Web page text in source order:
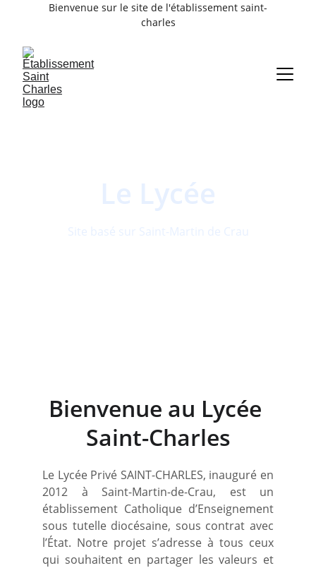
Bienvenue sur le site de l'établissement saint-
charles
Le Lycée
Site basé sur Saint-Martin de Crau
Bienvenue au Lycée
Saint-Charles
Le Lycée Privé SAINT-CHARLES, inauguré en
2012 à Saint-Martin-de-Crau, est un
établissement Catholique d’Enseignement
sous tutelle diocésaine, sous contrat avec
l’État. Notre projet s’adresse à tous ceux
qui souhaitent en partager les valeurs et